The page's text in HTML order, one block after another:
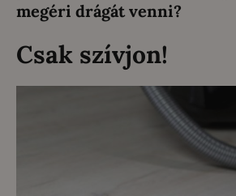
megéri drágát venni?
Csak szívjon!